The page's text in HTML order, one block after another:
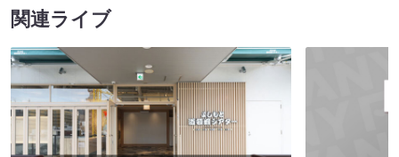
関連ライブ